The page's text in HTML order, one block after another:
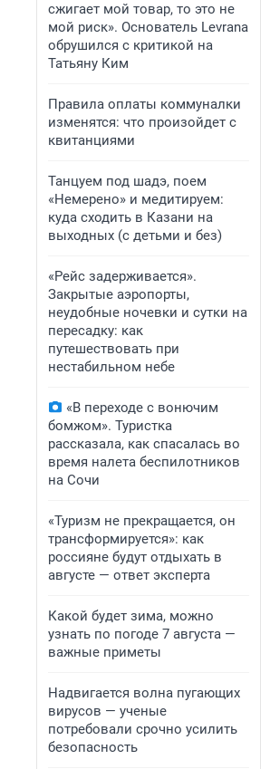
сжигает мой товар, то это не
мой риск». Основатель Levrana
обрушился с критикой на
Татьяну Ким
Правила оплаты коммуналки
изменятся: что произойдет с
квитанциями
Танцуем под шадэ, поем
«Немерено» и медитируем:
куда сходить в Казани на
выходных (с детьми и без)
«Рейс задерживается».
Закрытые аэропорты,
неудобные ночевки и сутки на
пересадку: как
путешествовать при
нестабильном небе
«В переходе с вонючим
бомжом». Туристка
рассказала, как спасалась во
время налета беспилотников
на Сочи
«Туризм не прекращается, он
трансформируется»: как
россияне будут отдыхать в
августе — ответ эксперта
Какой будет зима, можно
узнать по погоде 7 августа —
важные приметы
Надвигается волна пугающих
вирусов — ученые
потребовали срочно усилить
безопасность